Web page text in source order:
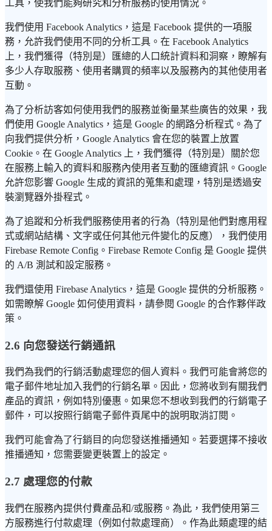
工具，使我們能夠研究和分析服務的使用情況。
我們使用 Facebook Analytics，這是 Facebook 提供的一項服
務，允許我們使用不同的分析工具。在 Facebook Analytics
上，我們獲得（特別是）匯總的人口統計資料和洞察，瞭解有
多少人存取服務、使用者購買的頻率以及服務內的其他使用者
互動。
為了分析訪客如何使用我們的服務並衡量某些廣告的效果，我
們使用 Google Analytics，這是 Google 的網路分析程式。為了
向我們提供分析，Google Analytics 會在您的裝置上放置
Cookie。在 Google Analytics 上，我們獲得（特別是）關於您
在服務上輸入的資料和服務內使用者互動的匯總資訊。Google
允許您影響 Google 生成的資訊的蒐集和處理，特別是透過安
裝瀏覽器外掛程式。
為了追蹤和分析我們服務使用者的行為（特別是他們對應用程
式或網站結構、文字或任何其他元件變化的反應），我們使用
Firebase Remote Config。Firebase Remote Config 是 Google 提供
的 A/B 測試和設定服務。
我們還使用 Firebase Analytics，這是 Google 提供的分析服務。
如需瞭解 Google 如何使用資料，請參閱 Google 的合作夥伴政
策。
2.6 向您發送行銷通訊
我們為我們的行銷活動處理您的個人資料。我們可能會將您的
電子郵件地址加入我們的行銷名單。因此，您將收到有關我們
產品的資訊，例如特別優惠。如果您不想收到我們的行銷電子
郵件，可以按照行銷電子郵件頁尾中的說明取消訂閱。
我們可能會為了行銷目的向您發送推播通知。若要選擇不接收
推播通知，您需要變更裝置上的設定。
2.7 處理您的付款
我們在服務內提供付費產品和/或服務。為此，我們使用第三
方服務進行付款處理（例如付款處理商）。作為此類處理的結